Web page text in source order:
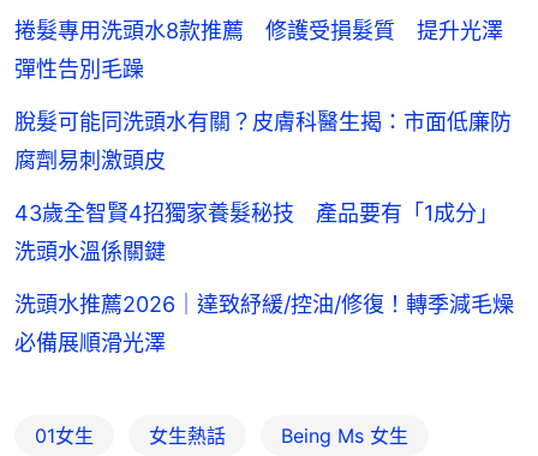
捲髮專用洗頭水8款推薦 修護受損髮質 提升光澤
彈性告別毛躁
脫髮可能同洗頭水有關？皮膚科醫生揭：市面低廉防
腐劑易刺激頭皮
43歲全智賢4招獨家養髮秘技 產品要有「1成分」
洗頭水溫係關鍵
洗頭水推薦2026｜達致紓緩/控油/修復！轉季減毛燥
必備展順滑光澤
01女生 女生熱話 Being Ms 女生